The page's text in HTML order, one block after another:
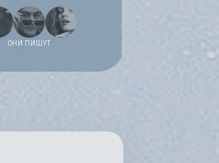
ОНИ ПИШУТ